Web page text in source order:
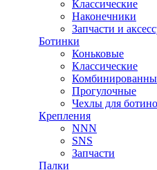
Классические
Наконечники
Запчасти и
Ботинки
Коньковые
Классические
Прогулочные
Чехлы для
Крепления
NNN
SNS
Запчасти
Палки